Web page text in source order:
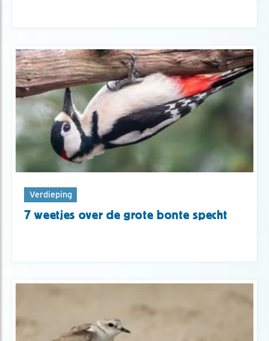
Verdieping
7 weetjes over de grote bonte specht